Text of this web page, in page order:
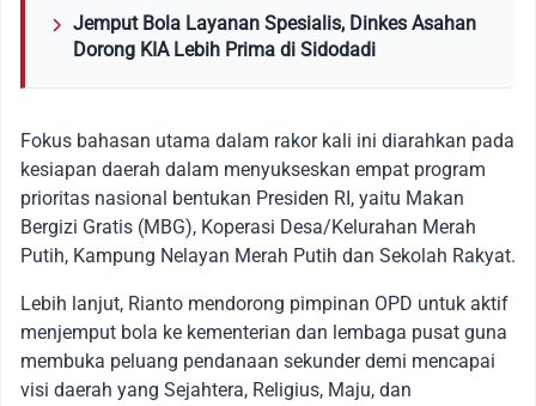
Jemput Bola Layanan Spesialis, Dinkes Asahan
Dorong KIA Lebih Prima di Sidodadi
Fokus bahasan utama dalam rakor kali ini diarahkan pada
kesiapan daerah dalam menyukseskan empat program
prioritas nasional bentukan Presiden RI, yaitu Makan
Bergizi Gratis (MBG), Koperasi Desa/Kelurahan Merah
Putih, Kampung Nelayan Merah Putih dan Sekolah Rakyat.
Lebih lanjut, Rianto mendorong pimpinan OPD untuk aktif
menjemput bola ke kementerian dan lembaga pusat guna
membuka peluang pendanaan sekunder demi mencapai
visi daerah yang Sejahtera, Religius, Maju, dan